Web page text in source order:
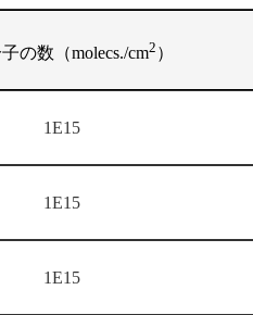
の数（molecs./cm2 ）
1E15
1E15
1E15